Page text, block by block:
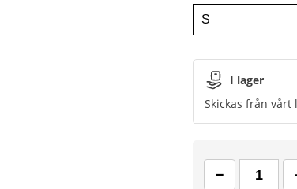
I lager
Skickas från